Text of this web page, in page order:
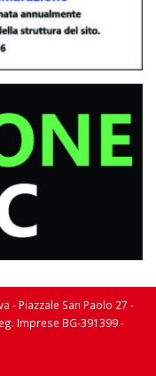
- Piazzale San Paolo 27 -
Imprese BG-391399 -